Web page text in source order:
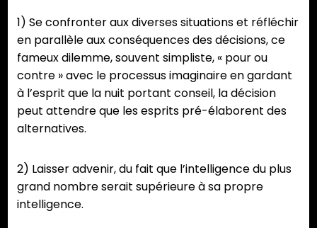
1) Se confronter aux diverses situations et réfléchir
en parallèle aux conséquences des décisions, ce
fameux dilemme, souvent simpliste, « pour ou
contre » avec le processus imaginaire en gardant
à l’esprit que la nuit portant conseil, la décision
peut attendre que les esprits pré-élaborent des
alternatives.
2) Laisser advenir, du fait que l’intelligence du plus
grand nombre serait supérieure à sa propre
intelligence.